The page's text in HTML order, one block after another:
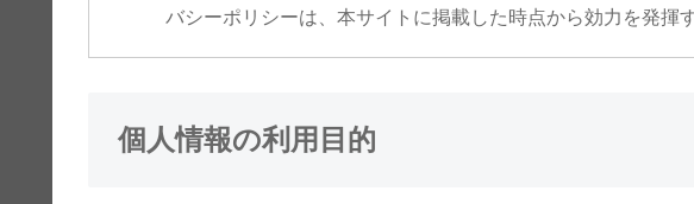
バシーポリシーは、本サイトに掲載した時点から効力を発揮
個人情報の利用目的